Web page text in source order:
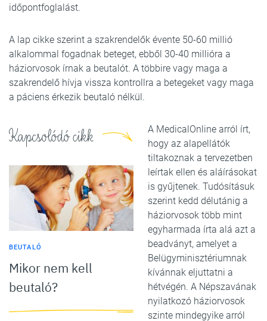
időpontfoglalást.
A lap cikke szerint a szakrendelők évente 50-60 millió
alkalommal fogadnak beteget, ebből 30-40 millióra a
háziorvosok írnak a beutalót. A többire vagy maga a
szakrendelő hívja vissza kontrollra a betegeket vagy maga
a páciens érkezik beutaló nélkül.
Kapcsolódó cikk
BEUTALÓ
Mikor nem kell
beutaló?
A MedicalOnline arról írt,
hogy az alapellátók
tiltakoznak a tervezetben
leírtak ellen és aláírásokat
is gyűjtenek. Tudósításuk
szerint kedd délutánig a
háziorvosok több mint
egyharmada írta alá azt a
beadványt, amelyet a
Belügyminisztériumnak
kívánnak eljuttatni a
hétvégén. A Népszavának
nyilatkozó háziorvosok
szinte mindegyike arról